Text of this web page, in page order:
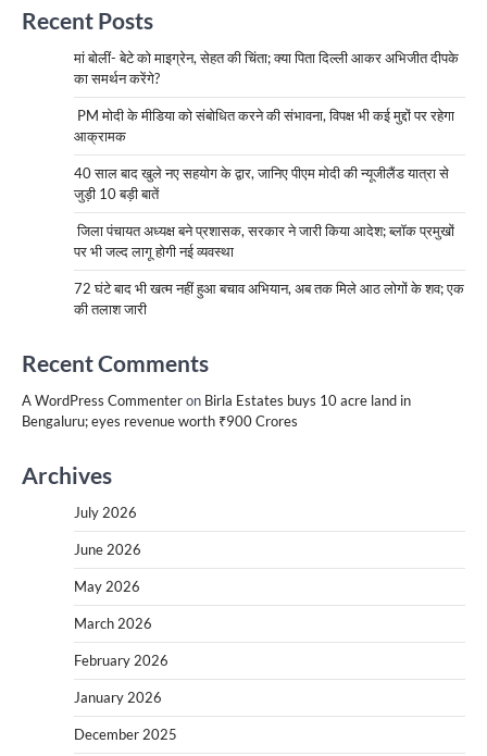
Recent Posts
मां बोलीं- बेटे को माइग्रेन, सेहत की चिंता; क्या पिता दिल्ली आकर अभिजीत दीपके
का समर्थन करेंगे?
PM मोदी के मीडिया को संबोधित करने की संभावना, विपक्ष भी कई मुद्दों पर रहेगा
आक्रामक
40 साल बाद खुले नए सहयोग के द्वार, जानिए पीएम मोदी की न्यूजीलैंड यात्रा से
जुड़ी 10 बड़ी बातें
जिला पंचायत अध्यक्ष बने प्रशासक, सरकार ने जारी किया आदेश; ब्लॉक प्रमुखों
पर भी जल्द लागू होगी नई व्यवस्था
72 घंटे बाद भी खत्म नहीं हुआ बचाव अभियान, अब तक मिले आठ लोगों के शव; एक
की तलाश जारी
Recent Comments
A WordPress Commenteron Birla Estates buys 10 acre land in
Bengaluru; eyes revenue worth ₹900 Crores
Archives
July 2026
June 2026
May 2026
March 2026
February 2026
January 2026
December 2025